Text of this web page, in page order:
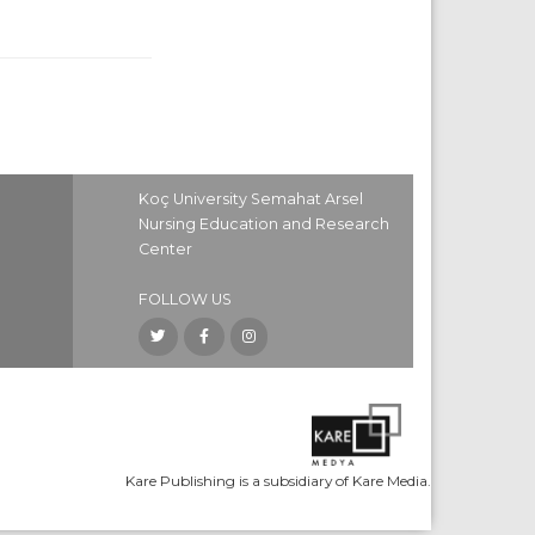
Koç University Semahat Arsel
Nursing Education and Research
Center
FOLLOW US
Kare Publishing is a subsidiary of Kare Media.